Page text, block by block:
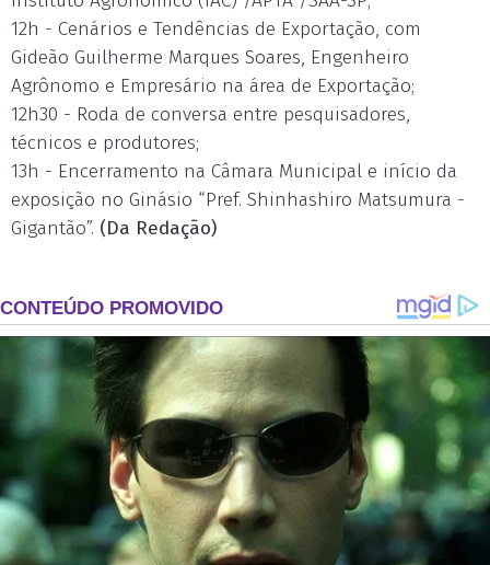
12h - Cenários e Tendências de Exportação, com
Gideão Guilherme Marques Soares, Engenheiro
Agrônomo e Empresário na área de Exportação;
12h30 - Roda de conversa entre pesquisadores,
técnicos e produtores;
13h - Encerramento na Câmara Municipal e início da
exposição no Ginásio “Pref. Shinhashiro Matsumura -
Gigantão”. (Da Redação)